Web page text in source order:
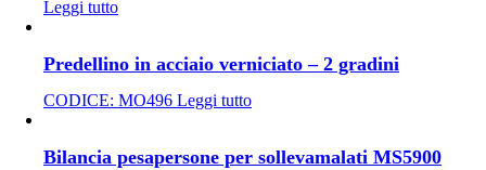
Leggi tutto
Predellino in acciaio verniciato – 2 gradini
CODICE: MO496 Leggi tutto
Bilancia pesapersone per sollevamalati MS5900